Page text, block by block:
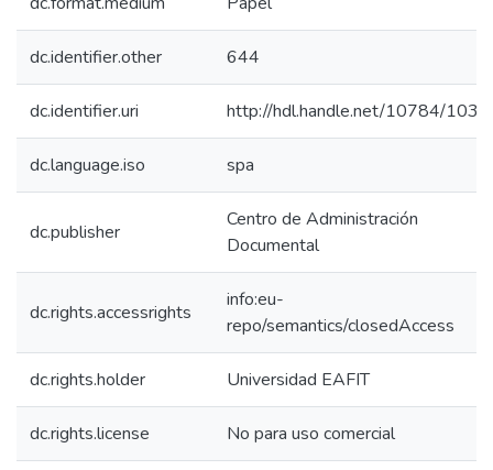
dc.identifier.other 644
dc.identifier.uri http://hdl.handle.net/10784/
dc.language.iso spa
dc.publisher
Centro de Administración
Documental
dc.rights.accessrights
info:eu-
repo/semantics/closedAccess
dc.rights.holder Universidad EAFIT
dc.rights.license No para uso comercial